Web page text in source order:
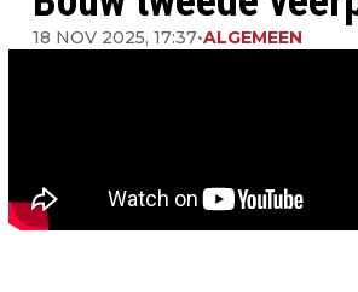
18 NOV 2025, 17:37•ALGEMEEN